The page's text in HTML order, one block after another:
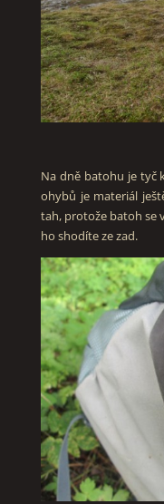
Na dně batohu je tyč
ohybů je materiál
tah, protože batoh se
ho shodíte ze zad.